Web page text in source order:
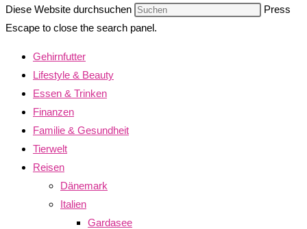
Diese Website durchsuchen
Press
Escape to close the search panel.
Gehirnfutter
Lifestyle & Beauty
Essen & Trinken
Finanzen
Familie & Gesundheit
Tierwelt
Reisen
Dänemark
Italien
Gardasee